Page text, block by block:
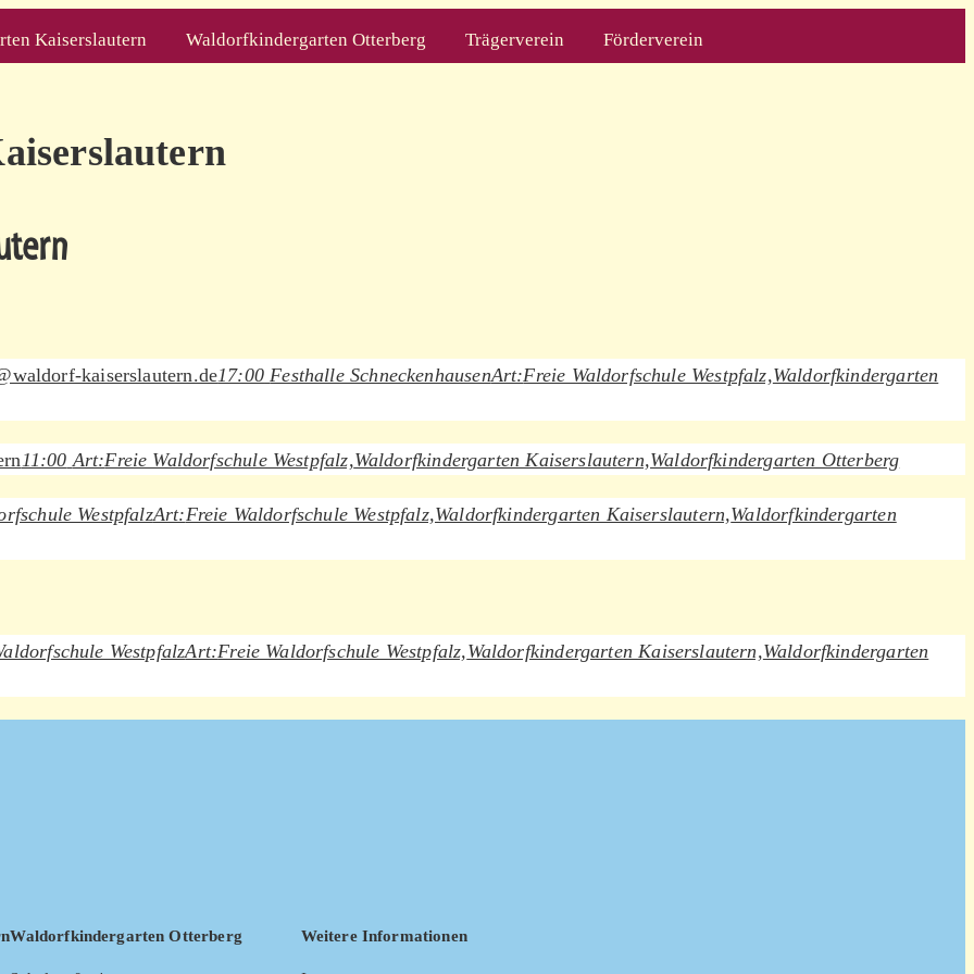
Kaiserslautern Waldorfkindergarten Otterberg Trägerverein Förderverein
kaiserslautern.de17:00 Festhalle SchneckenhausenArt:Freie Waldorfschule Westpfalz,Waldorfkindergarten
11:00 Art:Freie Waldorfschule Westpfalz,Waldorfkindergarten Kaiserslautern,Waldorfkindergarten Otterberg
WestpfalzArt:Freie Waldorfschule Westpfalz,Waldorfkindergarten Kaiserslautern,Waldorfkindergarten
WestpfalzArt:Freie Waldorfschule Westpfalz,Waldorfkindergarten Kaiserslautern,Waldorfkindergarten
Waldorfkindergarten Otterberg Weitere Informationen